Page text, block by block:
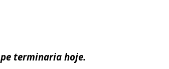
terminaria hoje.